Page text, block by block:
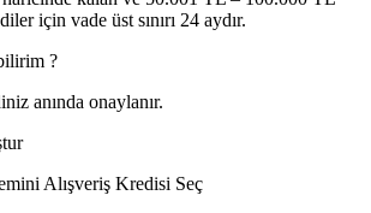
için vade üst sınırı 24 aydır.
?
anında onaylanır.
Alışveriş Kredisi Seç